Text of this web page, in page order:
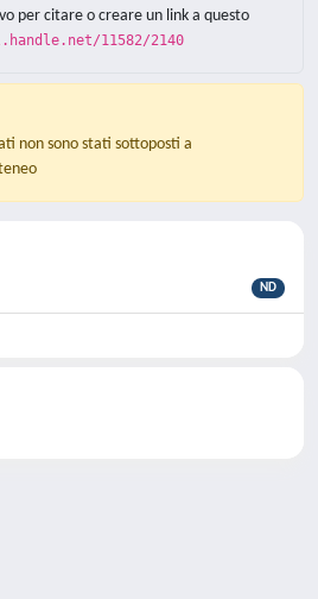
per citare o creare un link a questo
11582/2140
non sono stati sottoposti a
ND